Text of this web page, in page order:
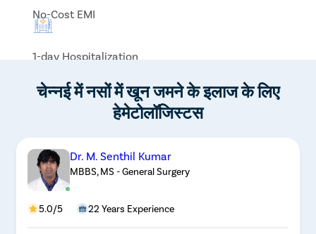
No-Cost EMI
1-day Hospitalization
चेन्नई में नसों में खून जमने के इलाज के लिए
हेमेटोलॉजिस्टस
Dr. M. Senthil Kumar
MBBS, MS - General Surgery
5.0/5 22 Years Experience